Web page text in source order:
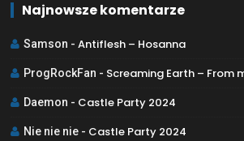
Najnowsze komentarze
Samson -Antiflesh – Hosanna
ProgRockFan - Screaming Earth – From
Daemon - Castle Party 2024
Nie nie nie - Castle Party 2024